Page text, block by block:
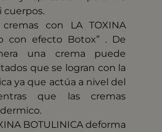
cuerpos.
con LA TOXINA
con efecto Botox” . De
una crema puede
que se logran con la
ya que actúa a nivel del
que las cremas
BOTULINICA deforma